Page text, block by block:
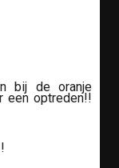
bij de oranje
een optreden!!